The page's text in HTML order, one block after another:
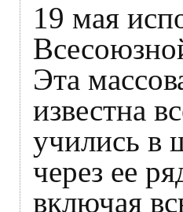
19 мая
Эта
известна
учились в
через ее
включая